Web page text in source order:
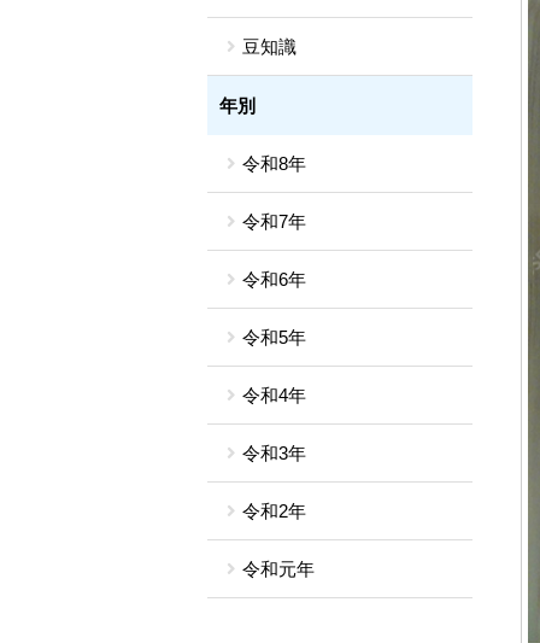
豆知識
年別
令和8年
令和7年
令和6年
令和5年
令和4年
令和3年
令和2年
令和元年